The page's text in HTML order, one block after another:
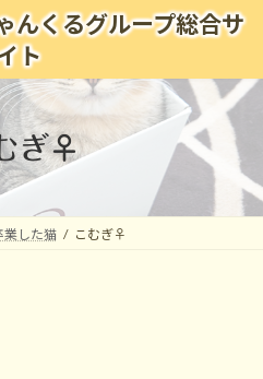
んくるグループ総合サ
ト
ぎ♀
業した猫 こむぎ♀